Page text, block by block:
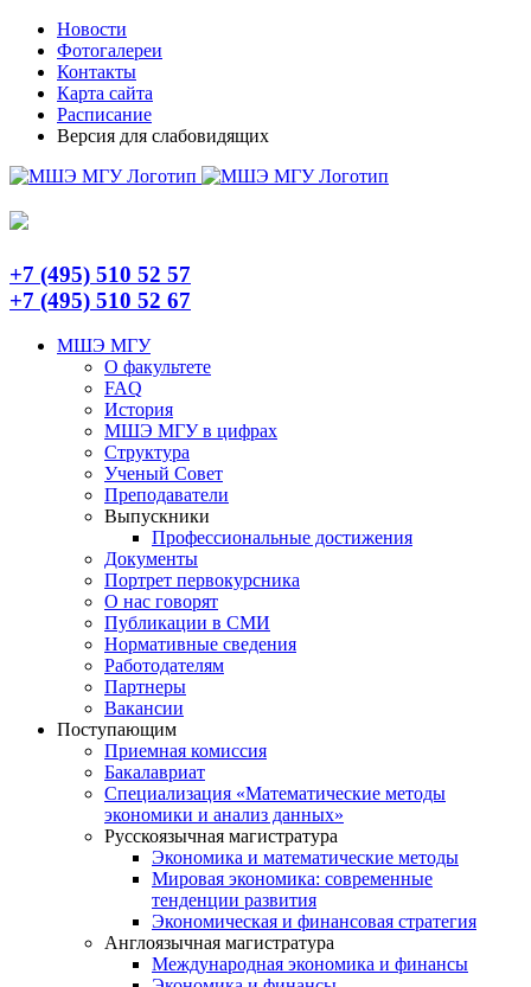
Skip
content
TelegramНовости
Фотогалереи
Контакты
Карта сайта
Расписание
Версия для слабовидящих
+7 (495) 510 52 57
+7 (495) 510 52 67
МШЭ МГУ
О факультете
FAQ
История
МШЭ МГУ в цифрах
Структура
Ученый Совет
Преподаватели
Выпускники
Профессиональные достижения
Документы
Портрет первокурсника
О нас говорят
Публикации в СМИ
Нормативные сведения
Работодателям
Партнеры
Вакансии
Поступающим
Приемная комиссия
Бакалавриат
Специализация «Математические методы
экономики и анализ данных»
Русскоязычная магистратура
Экономика и математические методы
Мировая экономика: современные
тенденции развития
Экономическая и финансовая стратегия
Англоязычная магистратура
Международная экономика и финансы